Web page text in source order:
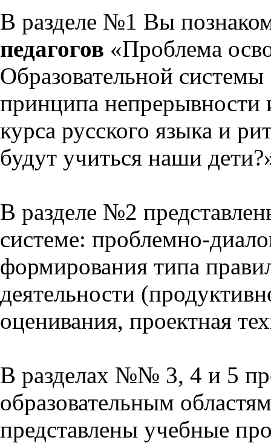
В разделе №1 Вы
педагогов «Проблема
Образовательной
принципа непрерывности
курса русского языка и
будут учиться наши
В разделе №2
системе: проблемно-
формирования типа
деятельности
оценивания, проектная
В разделах №№ 3, 4 и 5
образовательным
представлены учебные